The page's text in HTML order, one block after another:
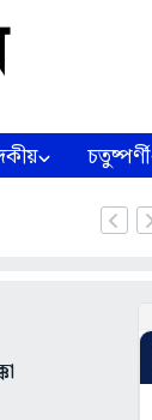
চতুষ্পর্ণী